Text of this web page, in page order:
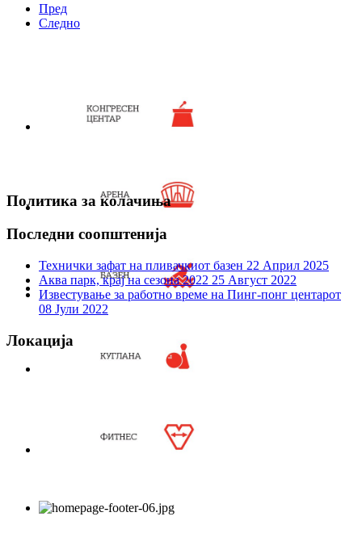
Пред
Следно
Политика за колачиња
Последни соопштенија
Технички зафат на пливачкиот базен 22 Април 2025
Аква парк, крај на сезона 2022 25 Август 2022
Известување за работно време на Пинг-понг центарот
08 Јули 2022
Локација